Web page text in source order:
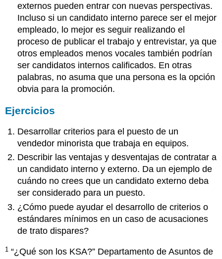
externos pueden entrar con nuevas perspectivas.
Incluso si un candidato interno parece ser el mejor
empleado, lo mejor es seguir realizando el
proceso de publicar el trabajo y entrevistar, ya que
otros empleados menos vocales también podrían
ser candidatos internos calificados. En otras
palabras, no asuma que una persona es la opción
obvia para la promoción.
Ejercicios
Desarrollar criterios para el puesto de un
vendedor minorista que trabaja en equipos.
Describir las ventajas y desventajas de contratar a
un candidato interno y externo. Da un ejemplo de
cuándo no crees que un candidato externo deba
ser considerado para un puesto.
¿Cómo puede ayudar el desarrollo de criterios o
estándares mínimos en un caso de acusaciones
de trato dispares?
1 “¿Qué son los KSA?” Departamento de Asuntos de